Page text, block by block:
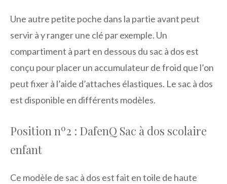
Une autre petite poche dans la partie avant peut
servir à y ranger une clé par exemple. Un
compartiment à part en dessous du sac à dos est
conçu pour placer un accumulateur de froid que l’on
peut fixer à l’aide d’attaches élastiques. Le sac à dos
est disponible en différents modèles.
Position nº2 : DafenQ Sac à dos scolaire
enfant
Ce modèle de sac à dos est fait en toile de haute